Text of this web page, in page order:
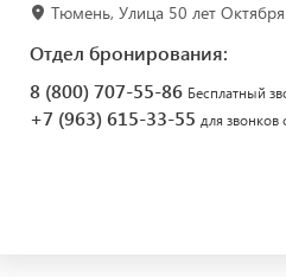
Тюмень, Улица 50 лет
Отдел бронирования:
8 (800) 707-55-86 Бесплатный
+7 (963) 615-33-55 для